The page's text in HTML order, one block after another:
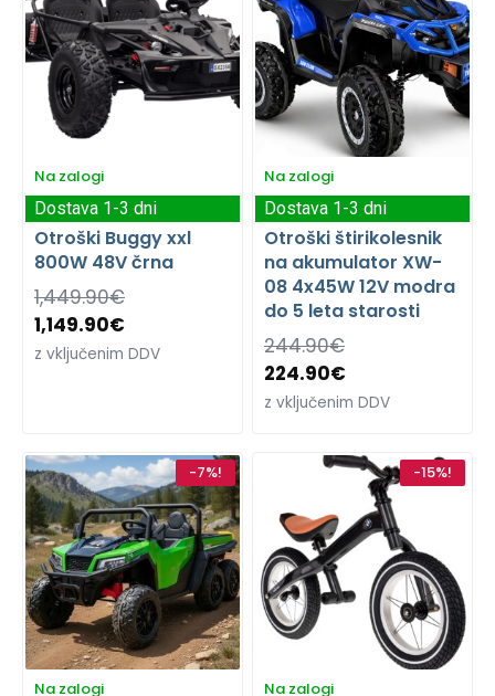
Na zalogi
Otroški Buggy xxl
800W 48V črna
1,449.90€
1,149.90€
z vključenim DDV
Dostava 1-3 dni
Na zalogi
Otroški štirikolesnik
na akumulator XW-
08 4x45W 12V modra
do 5 leta starosti
244.90€
224.90€
z vključenim DDV
Dostava 1-3 dni
-7%!
Na zalogi
-15%!
Na zalogi